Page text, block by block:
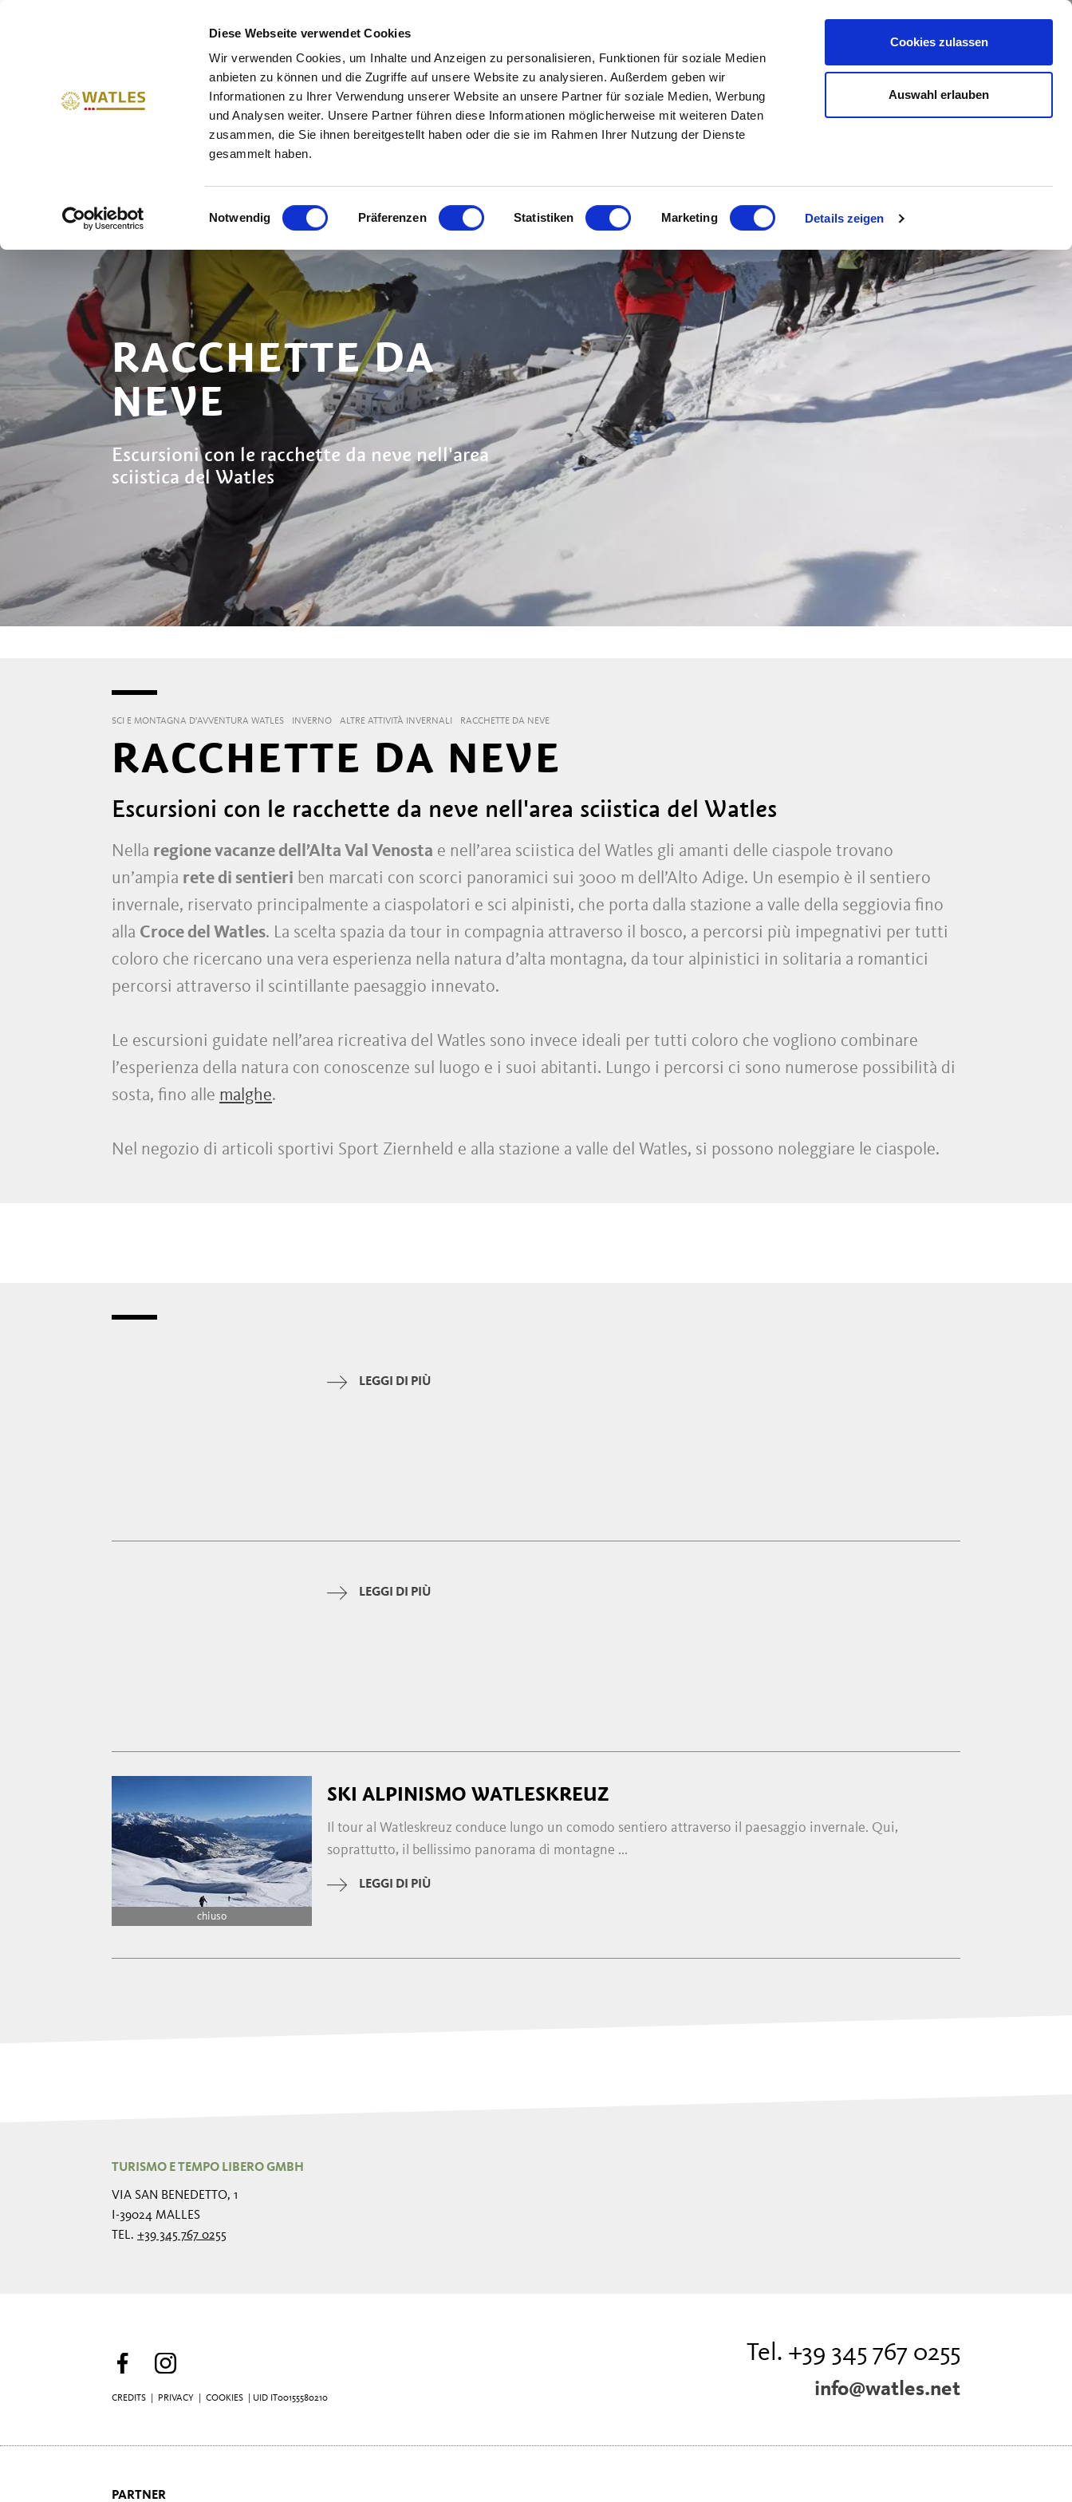
Diese Webseite verwendet Cookies
Wir verwenden Cookies, um Inhalte und Anzeigen zu personalisieren, Funktionen für soziale Medien
anbieten zu können und die Zugriffe auf unsere Website zu analysieren. Außerdem geben wir
Informationen zu Ihrer Verwendung unserer Website an unsere Partner für soziale Medien, Werbung
und Analysen weiter. Unsere Partner führen diese Informationen möglicherweise mit weiteren Daten
zusammen, die Sie ihnen bereitgestellt haben oder die sie im Rahmen Ihrer Nutzung der Dienste
gesammelt haben.
Einwilligungsauswahl
Notwendig Präferenzen Statistiken Marketing Details zeigen
Cookies zulassen
Auswahl erlauben
ESTATE INVERNO METEO E WEBCAM INFO & SERVIZIO
RACCHETTE DA
NEVE
Escursioni con le racchette da neve nell'area
sciistica del Watles
SCI E MONTAGNA D'AVVENTURA WATLES INVERNO ALTRE ATTIVITÀ INVERNALI RACCHETTE DA NEVE
RACCHETTE DA NEVE
Escursioni con le racchette da neve nell'area sciistica del Watles
Nella regione vacanze dell’Alta Val Venosta e nell’area sciistica del Watles gli amanti delle ciaspole trovano
un’ampia rete di sentieri ben marcati con scorci panoramici sui 3000 m dell’Alto Adige. Un esempio è il sentiero
invernale, riservato principalmente a ciaspolatori e sci alpinisti, che porta dalla stazione a valle della seggiovia fino
alla Croce del Watles. La scelta spazia da tour in compagnia attraverso il bosco, a percorsi più impegnativi per tutti
coloro che ricercano una vera esperienza nella natura d’alta montagna, da tour alpinistici in solitaria a romantici
percorsi attraverso il scintillante paesaggio innevato.
Le escursioni guidate nell’area ricreativa del Watles sono invece ideali per tutti coloro che vogliono combinare
l’esperienza della natura con conoscenze sul luogo e i suoi abitanti. Lungo i percorsi ci sono numerose possibilità di
sosta, fino alle malghe.
Nel negozio di articoli sportivi Sport Ziernheld e alla stazione a valle del Watles, si possono noleggiare le ciaspole.
LEGGI DI PIÙ
LEGGI DI PIÙ
chiuso
SKI ALPINISMO WATLESKREUZ
Il tour al Watleskreuz conduce lungo un comodo sentiero attraverso il paesaggio invernale. Qui,
soprattutto, il bellissimo panorama di montagne ...
LEGGI DI PIÙ
TURISMO E TEMPO LIBERO GMBH
VIA SAN BENEDETTO, 1
I-39024 MALLES
TEL. +39 345 767 0255
Tel. +39 345 767 0255
info@watles.net
CREDITS PRIVACY COOKIES | UID IT00155580210
PARTNER